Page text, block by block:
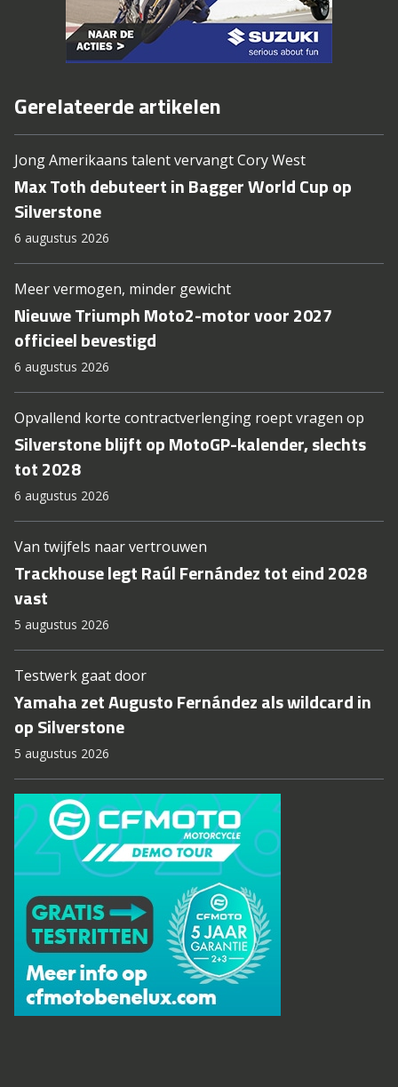
Gerelateerde artikelen
Jong Amerikaans talent vervangt Cory West
Max Toth debuteert in Bagger World Cup op
Silverstone
6 augustus 2026
Meer vermogen, minder gewicht
Nieuwe Triumph Moto2-motor voor 2027
officieel bevestigd
6 augustus 2026
Opvallend korte contractverlenging roept vragen op
Silverstone blijft op MotoGP-kalender, slechts
tot 2028
6 augustus 2026
Van twijfels naar vertrouwen
Trackhouse legt Raúl Fernández tot eind 2028
vast
5 augustus 2026
Testwerk gaat door
Yamaha zet Augusto Fernández als wildcard in
op Silverstone
5 augustus 2026